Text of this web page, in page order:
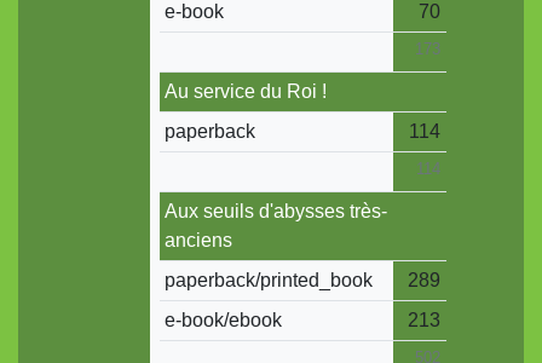
e-book
70
173
Au service du Roi !
paperback
114
114
Aux seuils d'abysses très-
anciens
paperback/printed_book
289
e-book/ebook
213
502